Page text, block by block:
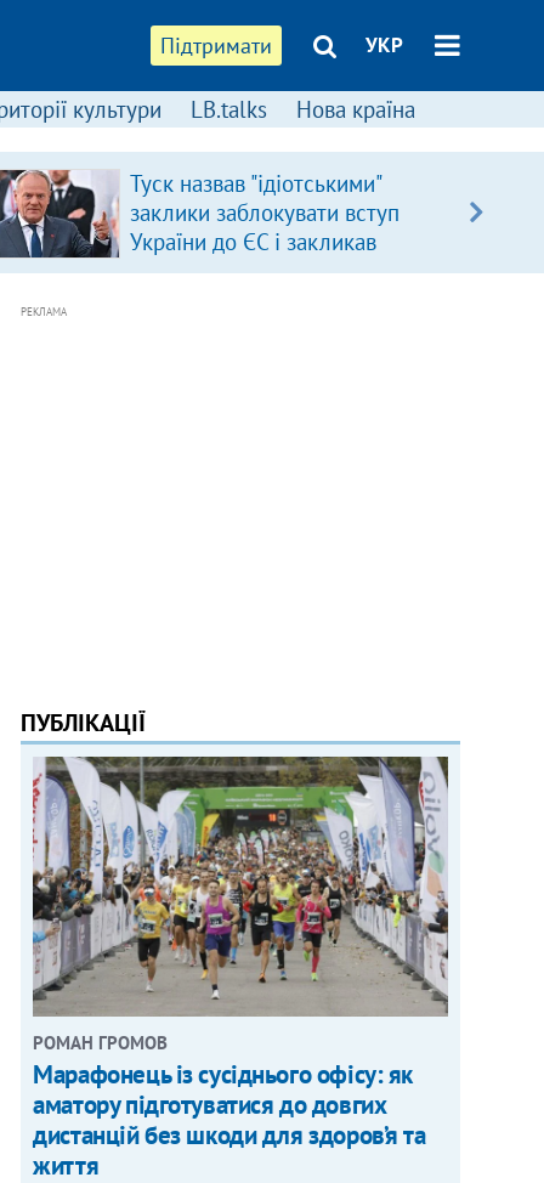
Підтримати УКР
культури LB.talks Нова країна
Туск назвав "ідіотськими"
заклики заблокувати вступ
України до ЄС і закликав
припинити антиукраїнську
РЕКЛАМА
ПУБЛІКАЦІЇ
РОМАН ГРОМОВ
Марафонець із сусіднього офісу: як
аматору підготуватися до довгих
дистанцій без шкоди для здоров’я та
життя